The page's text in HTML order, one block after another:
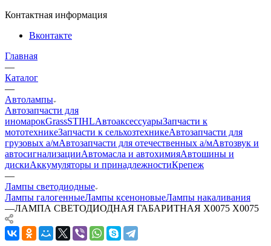
Контактная информация
Вконтакте
Главная
—
Каталог
—
Автолампы
Автозапчасти для
иномарокGrassSTIHLАвтоаксессуарыЗапчасти к
мототехникеЗапчасти к сельхозтехникеАвтозапчасти для
грузовых а/мАвтозапчасти для отечественных а/мАвтозвук и
автосигнализацииАвтомасла и автохимияАвтошины и
дискиАккумуляторы и принадлежностиКрепеж
—
Лампы светодиодные
Лампы галогенныеЛампы ксеноновыеЛампы накаливания
—ЛАМПА СВЕТОДИОДНАЯ ГАБАРИТНАЯ X0075 X0075